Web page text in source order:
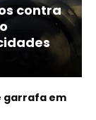
contra
garrafa em